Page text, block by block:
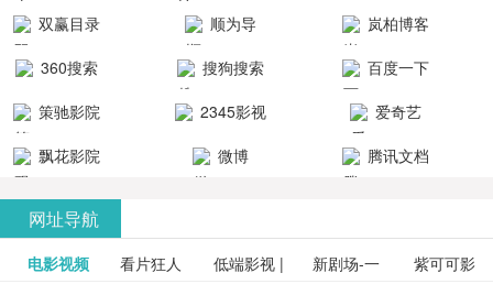
剧片、爱情
片、搞笑片
等全新电
影，是影
合破解游
戏、整合安
卓破解软件
分享与下
载！旨在打
件共享站、
生物科技有
科技有限公
网
双赢目录
顺为导
航-办公运营
岚柏博客
360搜索
搜狗搜索
百度一下
策驰影院
2345影视
大全
爱奇艺
VIP会员
飘花影院
微博 腾讯文档
网址导航
电影视频 看片狂人 低端影视 | 新剧场-一 紫可可影